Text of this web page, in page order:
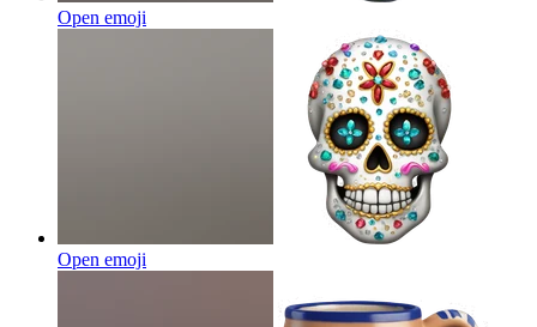
Open emoji
Open emoji